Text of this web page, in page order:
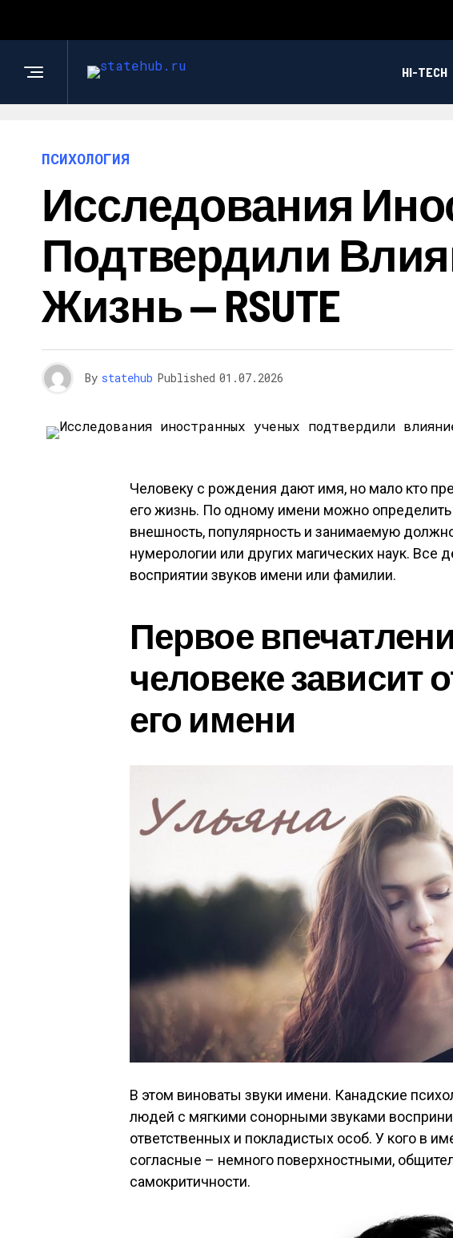
HI-TECH
ПСИХОЛОГИЯ
Исследования
Подтвердили
Жизнь — RSUTE
By statehub Published 01.07.2026
Человеку с рождения дают имя, но мало кто
его жизнь. По одному имени можно определить
внешность, популярность и занимаемую
нумерологии или других магических наук. Все
восприятии звуков имени или фамилии.
Первое
человеке зависит
его имени
В этом виноваты звуки имени. Канадские
людей с мягкими сонорными звуками
ответственных и покладистых особ. У кого в
согласные – немного поверхностными,
самокритичности.